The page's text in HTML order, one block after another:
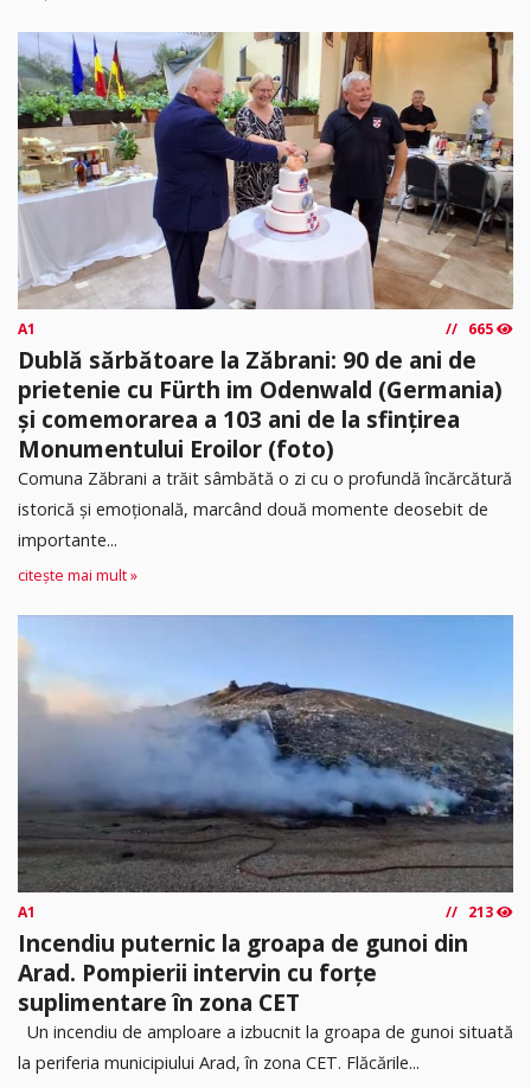
A1 665
Dublă sărbătoare la Zăbrani: 90 de ani de
prietenie cu Fürth im Odenwald (Germania)
și comemorarea a 103 ani de la sfințirea
Monumentului Eroilor (foto)
Comuna Zăbrani a trăit sâmbătă o zi cu o profundă încărcătură
istorică și emoțională, marcând două momente deosebit de
importante...
citește mai mult »
A1 213
Incendiu puternic la groapa de gunoi din
Arad. Pompierii intervin cu forțe
suplimentare în zona CET
Un incendiu de amploare a izbucnit la groapa de gunoi situată
la periferia municipiului Arad, în zona CET. Flăcările...